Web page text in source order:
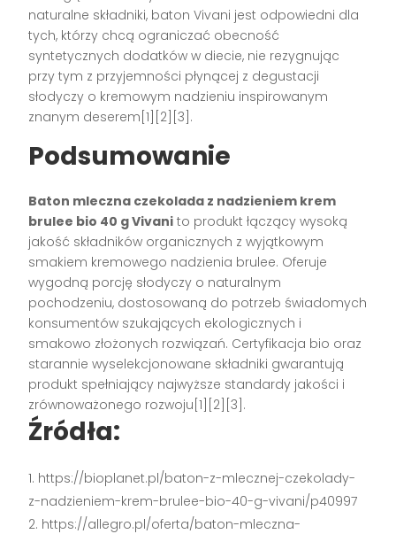
naturalne składniki, baton Vivani jest odpowiedni dla
tych, którzy chcą ograniczać obecność
syntetycznych dodatków w diecie, nie rezygnując
przy tym z przyjemności płynącej z degustacji
słodyczy o kremowym nadzieniu inspirowanym
znanym deserem[1][2][3].
Podsumowanie
Baton mleczna czekolada z nadzieniem krem
brulee bio 40 g Vivani to produkt łączący wysoką
jakość składników organicznych z wyjątkowym
smakiem kremowego nadzienia brulee. Oferuje
wygodną porcję słodyczy o naturalnym
pochodzeniu, dostosowaną do potrzeb świadomych
konsumentów szukających ekologicznych i
smakowo złożonych rozwiązań. Certyfikacja bio oraz
starannie wyselekcjonowane składniki gwarantują
produkt spełniający najwyższe standardy jakości i
zrównoważonego rozwoju[1][2][3].
Źródła:
https://bioplanet.pl/baton-z-mlecznej-czekolady-
z-nadzieniem-krem-brulee-bio-40-g-vivani/p40997
https://allegro.pl/oferta/baton-mleczna-